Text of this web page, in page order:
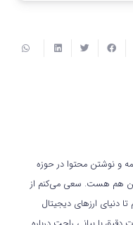
سابقه بیش از 4 سال ترجمه و نوشتن محتوا در حوزه
هم هست. سعی می‌کنم از
دنیای ارزهای دیجیتال